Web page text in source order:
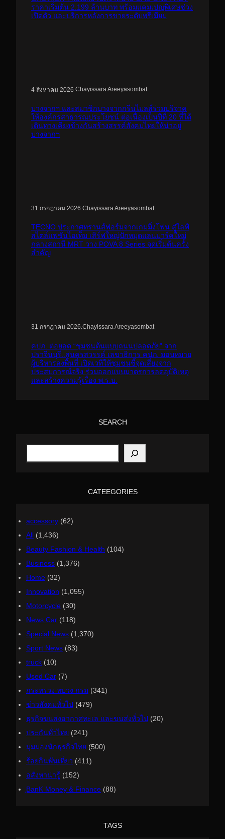
ราคาเริ่มต้น 2.199 ล้านบาท พร้อมแคมเปญพิเศษช่วง
เปิดตัว และบริการหลังการขายระดับพรีเมียม
4 สิงหาคม 2026.Chayissara Areeyasombat
บางจากฯ และสมาชิกบางจากกรีนไมลส์ร่วมบริจาค
ให้องค์กรสาธารณประโยชน์ ต่อเนื่องเป็นปีที่ 20 ที่ได้
เดินทางเคียงข้างกันสร้างสรรค์สังคมไทยให้น่าอยู่
บางจากฯ
31 กรกฎาคม 2026 Chayissara Areeyasombat
TECNO ประกาศทรานส์ฟอร์มจากเกมมิ่งโฟน สู่ไลฟ์
สไตล์แฟชั่นไอเท็ม เสิร์ฟใหญ่ปักหมุดแลนมาร์คใหม่
กลางสถานี MRT วาง POVA 8 Series จุดเริ่มต้นครั้ง
สำคัญ
31 กรกฎาคม 2026 Chayissara Areeyasombat
คปภ. ต่อยอด “ชุมชนต้นแบบถนนปลอดภัย” จาก
ปราจีนบุรี..สู่นครสวรรค์ เลขาธิการ คปภ. มอบหมาย
ผู้บริหารลงพื้นที่ เปิดเวทีให้ชุมชนชี้จุดเสี่ยงจาก
ประสบการณ์จริง ร่วมออกแบบมาตรการลดอุบัติเหตุ
และสร้างความรู้เรื่อง พ.ร.บ.
SEARCH
S
a
CATEEGORIES
accessory (62)
All (1,436)
Beauty Fashion & Health (104)
Business (1,376)
Home (32)
Innovation (1,055)
Motorcycle (30)
News Car (118)
Special News (1,370)
Sport News (83)
truck (10)
Used Car (7)
กระทรวง ทบวง กรม (341)
ข่าวสังคมทั่วไป (479)
ธุรกิจขนส่งอากาศทะเล และขนส่งทั่วไป (20)
ประกันทั่วไทย (241)
มุมมองนักธุรกิจไทย (500)
ร้อยกินพันเที่ยว (411)
อสังหาน่ารู้ (152)
ฺBanK Money & Finance (88)
TAGS